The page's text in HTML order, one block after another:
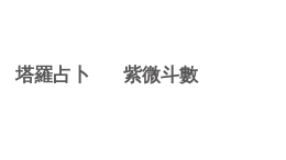
塔羅占卜 紫微斗數